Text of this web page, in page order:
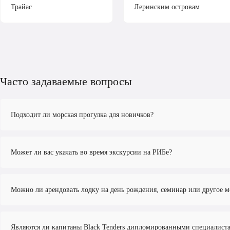
Трайас
Леринским островам
Часто задаваемые вопросы
Подходит ли морская прогулка для новичков?
Может ли вас укачать во время экскурсии на РИБе?
морской болезни, рекомендуется принять профилактическое
Можно ли арендовать лодку на день рождения, семинар или другое
девичников, а также семинаров:
Являются ли капитаны Black Tenders дипломированными